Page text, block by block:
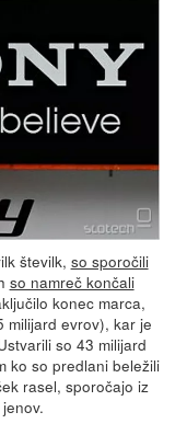
številk, so sporočili
so namreč končali
konec marca,
milijard evrov), kar je
so 43 milijard
ko so predlani beležili
rasel, sporočajo iz